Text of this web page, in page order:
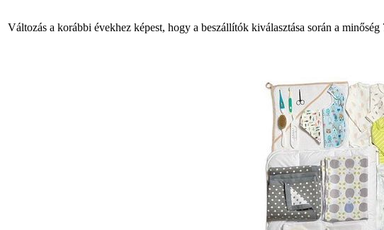
Változás a korábbi évekhez képest, hogy a beszállítók kiválasztása során a